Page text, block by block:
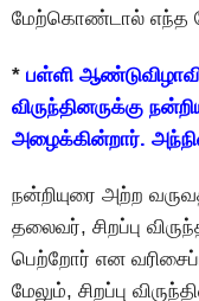
மேற்கொண்டால் எந்த
* பள்ளி
விருந்தினருக்கு
அழைக்கின்றார்.
நன்றியுரை அற்ற
தலைவர், சிறப்பு
பெற்றாேர் என
மேலும், சிறப்பு